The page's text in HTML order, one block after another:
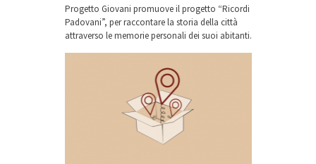
Progetto Giovani promuove il progetto “Ricordi
Padovani”, per raccontare la storia della città
attraverso le memorie personali dei suoi abitanti.